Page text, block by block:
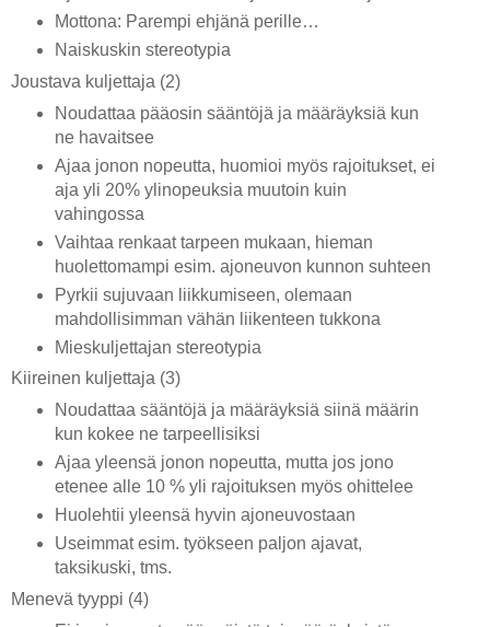
Mottona: Parempi ehjänä perille…
Naiskuskin stereotypia
Joustava kuljettaja (2)
Noudattaa pääosin sääntöjä ja määräyksiä kun
ne havaitsee
Ajaa jonon nopeutta, huomioi myös rajoitukset, ei
aja yli 20% ylinopeuksia muutoin kuin
vahingossa
Vaihtaa renkaat tarpeen mukaan, hieman
huolettomampi esim. ajoneuvon kunnon suhteen
Pyrkii sujuvaan liikkumiseen, olemaan
mahdollisimman vähän liikenteen tukkona
Mieskuljettajan stereotypia
Kiireinen kuljettaja (3)
Noudattaa sääntöjä ja määräyksiä siinä määrin
kun kokee ne tarpeellisiksi
Ajaa yleensä jonon nopeutta, mutta jos jono
etenee alle 10 % yli rajoituksen myös ohittelee
Huolehtii yleensä hyvin ajoneuvostaan
Useimmat esim. työkseen paljon ajavat,
taksikuski, tms.
Menevä tyyppi (4)